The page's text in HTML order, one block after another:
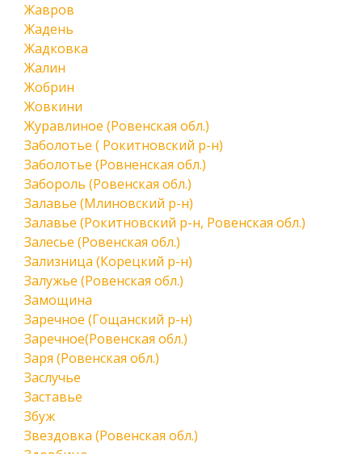
Жавров
Жадень
Жадковка
Жалин
Жобрин
Жовкини
Журавлиное (Ровенская обл.)
Заболотье ( Рокитновский р-н)
Заболотье (Ровненская обл.)
Забороль (Ровенская обл.)
Залавье (Млиновский р-н)
Залавье (Рокитновский р-н, Ровенская обл.)
Залесье (Ровенская обл.)
Зализница (Корецкий р-н)
Залужье (Ровенская обл.)
Замощина
Заречное (Гощанский р-н)
Заречное(Ровенская обл.)
Заря (Ровенская обл.)
Заслучье
Заставье
Збуж
Звездовка (Ровенская обл.)